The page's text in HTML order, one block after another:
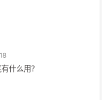
什么用？